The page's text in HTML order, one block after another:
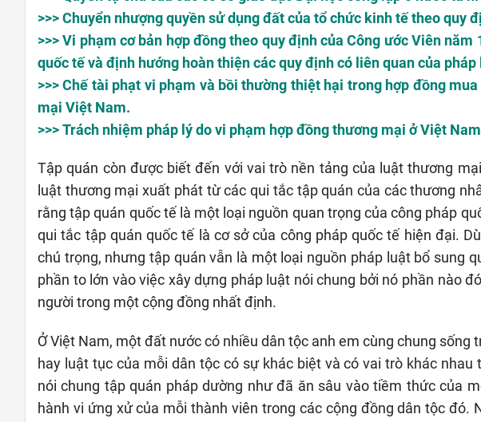
>>> Chuyển nhượng quyền sử dụng đất của tổ chức kinh tế theo quy
>>> Vi phạm cơ bản hợp đồng theo quy định của Công ước Viên
quốc tế và định hướng hoàn thiện các quy định có liên quan của
>>> Chế tài phạt vi phạm và bồi thường thiệt hại trong hợp đồng
mại Việt Nam.
>>> Trách nhiệm pháp lý do vi phạm hợp đồng thương mại ở Việt
Tập quán còn được biết đến với vai trò nền tảng của luật thương
luật thương mại xuất phát từ các qui tắc tập quán của các thương
rằng tập quán quốc tế là một loại nguồn quan trọng của công pháp
qui tắc tập quán quốc tế là cơ sở của công pháp quốc tế hiện đại.
chú trọng, nhưng tập quán vẫn là một loại nguồn pháp luật bổ sung
phần to lớn vào việc xây dựng pháp luật nói chung bởi nó phần nào
người trong một cộng đồng nhất định.
Ở Việt Nam, một đất nước có nhiều dân tộc anh em cùng chung sống
hay luật tục của mỗi dân tộc có sự khác biệt và có vai trò khác
nói chung tập quán pháp dường như đã ăn sâu vào tiềm thức của
hành vi ứng xử của mỗi thành viên trong các cộng đồng dân tộc đó.